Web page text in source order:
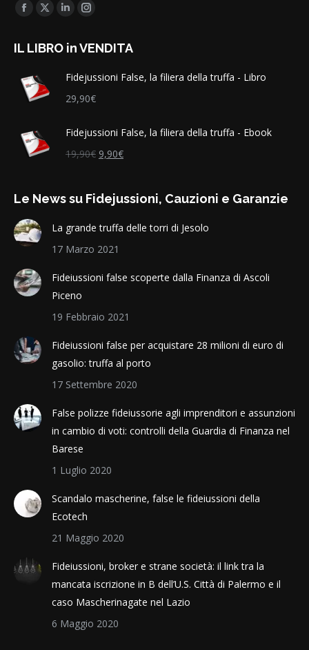
Find us on:
Facebook
opens
new
window
X
opens
new
window
Linkedin
opens
window
Instagram
opens
new
window
IL LIBRO in VENDITA
Fidejussioni False, la filiera della truffa - Libro
29,90€
Fidejussioni False, la filiera della truffa - Ebook
19,90€ Il
era:
19,90€.
9,90€Il
è:
9,90€.
Le News su Fidejussioni, Cauzioni e Garanzie
La grande truffa delle torri di Jesolo
17 Marzo 2021
Fideiussioni false scoperte dalla Finanza di Ascoli
Piceno
19 Febbraio 2021
Fideiussioni false per acquistare 28 milioni di euro di
gasolio: truffa al porto
17 Settembre 2020
False polizze fideiussorie agli imprenditori e assunzioni
in cambio di voti: controlli della Guardia di Finanza nel
Barese
1 Luglio 2020
Scandalo mascherine, false le fideiussioni della
Ecotech
21 Maggio 2020
Fideiussioni, broker e strane società: il link tra la
mancata iscrizione in B dell’U.S. Città di Palermo e il
caso Mascherinagate nel Lazio
6 Maggio 2020